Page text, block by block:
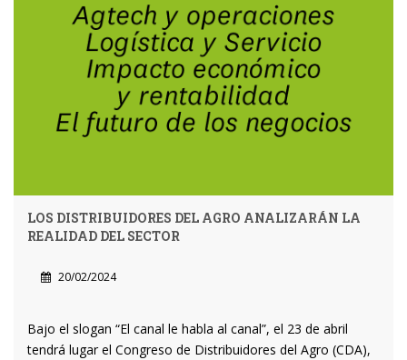
LOS DISTRIBUIDORES DEL AGRO ANALIZARÁN LA
REALIDAD DEL SECTOR
20/02/2024
Bajo el slogan “El canal le habla al canal”, el 23 de abril
tendrá lugar el Congreso de Distribuidores del Agro (CDA),